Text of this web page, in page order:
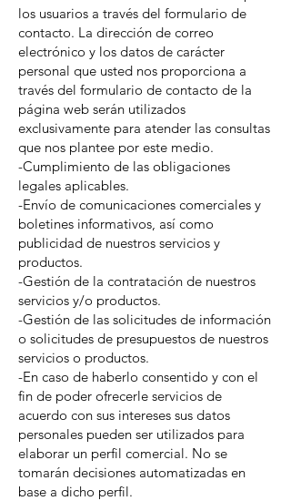
los usuarios a través del formulario de
contacto. La dirección de correo
electrónico y los datos de carácter
personal que usted nos proporciona a
través del formulario de contacto de la
página web serán utilizados
exclusivamente para atender las consultas
que nos plantee por este medio.
-Cumplimiento de las obligaciones
legales aplicables.
-Envío de comunicaciones comerciales y
boletines informativos, así como
publicidad de nuestros servicios y
productos.
-Gestión de la contratación de nuestros
servicios y/o productos.
-Gestión de las solicitudes de información
o solicitudes de presupuestos de nuestros
servicios o productos.
-En caso de haberlo consentido y con el
fin de poder ofrecerle servicios de
acuerdo con sus intereses sus datos
personales pueden ser utilizados para
elaborar un perfil comercial. No se
tomarán decisiones automatizadas en
base a dicho perfil.